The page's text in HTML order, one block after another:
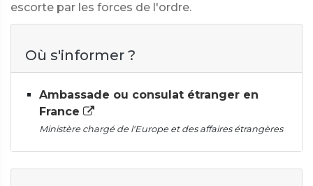
escorte par les forces de l'ordre.
Où s'informer ?
Ambassade ou consulat étranger en
France
Ministère chargé de l'Europe et des affaires étrangères